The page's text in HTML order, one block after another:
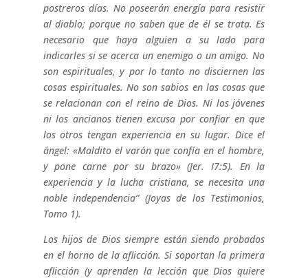
postreros días. No poseerán energía para resistir
al diablo; porque no saben que de él se trata. Es
necesario que haya alguien a su lado para
indicarles si se acerca un enemigo o un amigo. No
son espirituales, y por lo tanto no disciernen las
cosas espirituales. No son sabios en las cosas que
se relacionan con el reino de Dios. Ni los jóvenes
ni los ancianos tienen excusa por confiar en que
los otros tengan experiencia en su lugar. Dice el
ángel: «Maldito el varón que confía en el hombre,
y pone carne por su brazo» (Jer. I7:5). En la
experiencia y la lucha cristiana, se necesita una
noble independencia” (Joyas de los Testimonios,
Tomo 1).
Los hijos de Dios siempre están siendo probados
en el horno de la aflicción. Si soportan la primera
aflicción (y aprenden la lección que Dios quiere